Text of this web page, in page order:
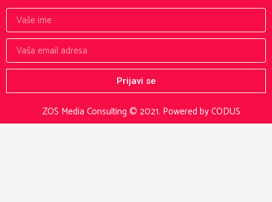
ZOS Media Consulting © 2021. Powered by CODUS
Prijavi se